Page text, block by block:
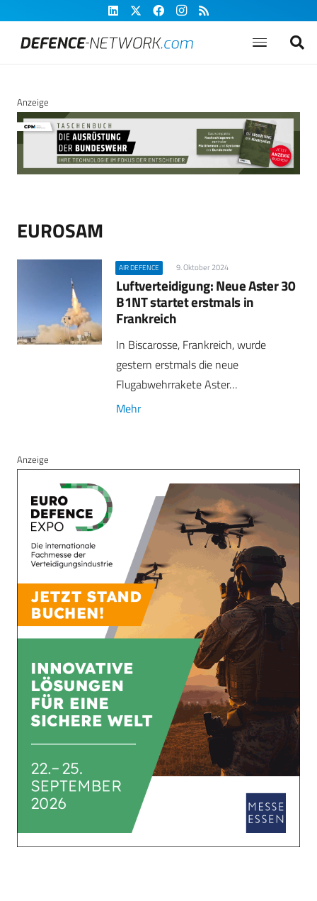
Anzeige
EUROSAM
AIR DEFENCE 9. Oktober 2024
Luftverteidigung: Neue Aster 30
B1NT startet erstmals in
Frankreich
In Biscarosse, Frankreich, wurde
gestern erstmals die neue
Flugabwehrrakete Aster…
Mehr
Anzeige